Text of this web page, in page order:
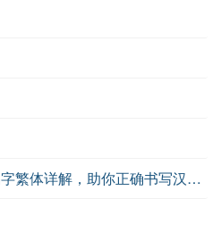
易的繁体字怎么写？这份易字繁体详解，助你正确书写汉字_汉字繁体学习